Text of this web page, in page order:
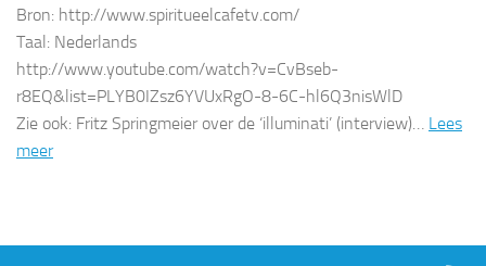
Bron: http://www.spiritueelcafetv.com/
Taal: Nederlands
http://www.youtube.com/watch?v=CvBseb-
r8EQ&list=PLYB0IZsz6YVUxRgO-8-6C-hl6Q3nisWlD
Zie ook: Fritz Springmeier over de ‘illuminati’ (interview)… Lees
meer